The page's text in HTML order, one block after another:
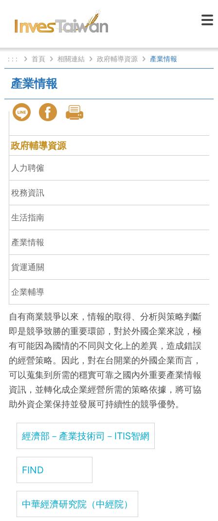
: : : 首頁 相關連結 政府輔導資源 產業情報
產業情報
政府輔導資源
人力聘僱
稅務資訊
生活指南
產業情報
貨運通關
企業輔導
自有商業競爭以來，情報的取得、分析與策略判斷
即是競爭致勝的重要環節，對於外國企業來說，極
有可能因為國情的不同與文化上的差異，造成錯誤
的經營策略。因此，對在台開業的外國企業而言，
可以蒐集到所需的穩實可靠之國內外重要產業情報
資訊，並轉化成企業經營所需的策略依據，將可協
助外資企業保持並發展可持續性的競爭優勢。
經濟部－產業技術司－ITIS智網
FIND
中華經濟研究院（中經院）